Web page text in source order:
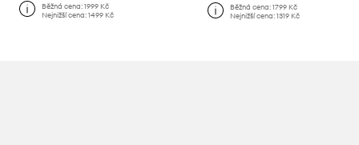
Běžná cena:1999 Kč
Nejnižší cena:1499 Kč
Běžná cena: 1799 Kč
Nejnižší cena: 1319 Kč